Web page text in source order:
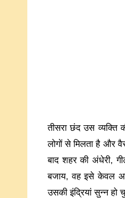
तीसरा छंद उस व्यक्ति
लोगों से मिलता है और
बाद शहर की अंधेरी,
बजाय, वह इसे केवल
उसकी इंद्रियां सुन्न हो